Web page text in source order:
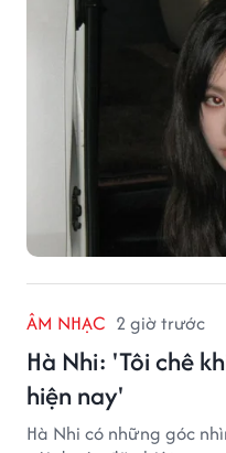
ÂM NHẠC 2 giờ trước
Hà Nhi: 'Tôi chê
hiện nay'
Hà Nhi có những góc